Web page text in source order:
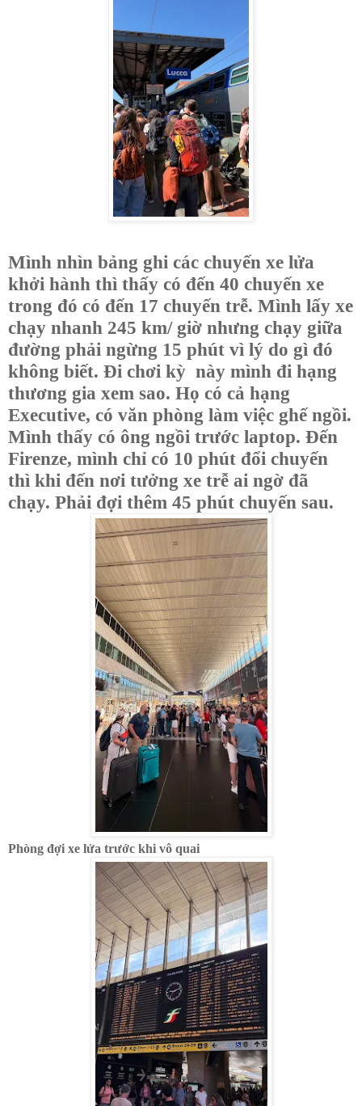
Mình nhìn bảng ghi các chuyến xe lửa
khởi hành thì thấy có đến 40 chuyến xe
trong đó có đến 17 chuyến trễ. Mình lấy xe
chạy nhanh 245 km/ giờ nhưng chạy giữa
đường phải ngừng 15 phút vì lý do gì đó
không biết. Đi chơi kỳ này mình đi hạng
thương gia xem sao. Họ có cả hạng
Executive, có văn phòng làm việc ghế ngồi.
Mình thấy có ông ngồi trước laptop. Đến
Firenze, mình chỉ có 10 phút đổi chuyến
thì khi đến nơi tưởng xe trễ ai ngờ đã
chạy. Phải đợi thêm 45 phút chuyến sau.
Phòng đợi xe lửa trước khi vô quai